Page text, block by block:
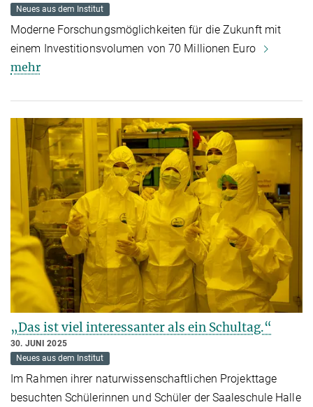
Neues aus dem Institut
Moderne Forschungsmöglichkeiten für die Zukunft mit
einem Investitionsvolumen von 70 Millionen Euro
mehr
„Das ist viel interessanter als ein Schultag.“
30. JUNI 2025
Neues aus dem Institut
Im Rahmen ihrer naturwissenschaftlichen Projekttage
besuchten Schülerinnen und Schüler der Saaleschule Halle